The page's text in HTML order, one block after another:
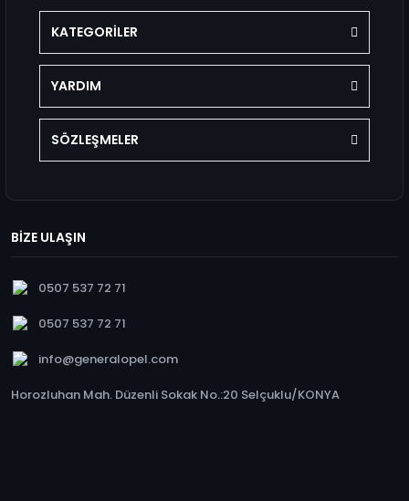
KATEGORİLER
YARDIM
SÖZLEŞMELER
BİZE ULAŞIN
0507 537 72 71
0507 537 72 71
info@generalopel.com
Horozluhan Mah. Düzenli Sokak No.:20 Selçuklu/KONYA